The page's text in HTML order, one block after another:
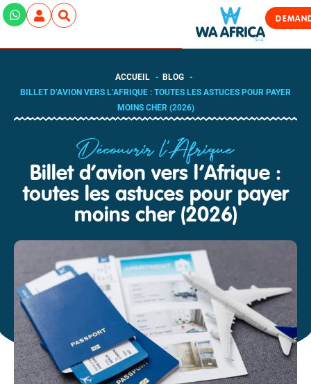
ACCUEIL
BLOG
BILLET D’AVION VERS L’AFRIQUE : TOUTES LES ASTUCES POUR PAYER
MOINS CHER (2026)
Découvrir l'Afrique
Billet d’avion vers l’Afrique :
toutes les astuces pour payer
moins cher (2026)